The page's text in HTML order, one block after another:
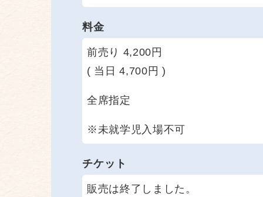
料金
前売り 4,200円
( 当日 4,700円 )
全席指定
※未就学児入場不可
チケット
販売は終了しました。